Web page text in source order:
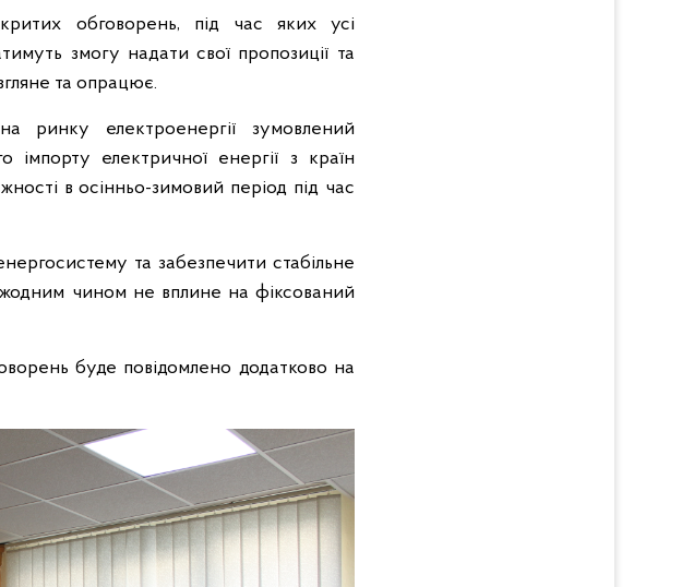
обговорень, під час яких усі
змогу надати свої пропозиції та
та опрацює.
ринку електроенергії зумовлений
імпорту електричної енергії з країн
в осінньо-зимовий період під час
та забезпечити стабільне
жодним чином не вплине на фіксований
буде повідомлено додатково на